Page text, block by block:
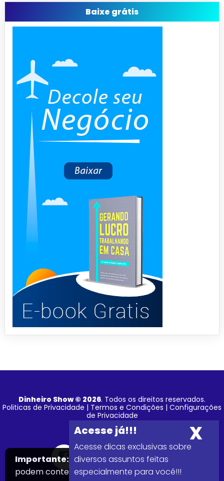
Baixe grátis
Importante: Este site faz uso de cookies que
podem conter informações de rastreamento
Acesse dicas exclusivas sobre
diversos assuntos feitas
especialmente para você!!!
Dinheiro Show © 2026. Todos os direitos reservados.
Politicas de Privacidade | Termos e Condições | Configurações
de Privacidade